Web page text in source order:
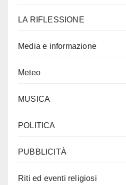
LA RIFLESSIONE
Media e informazione
Meteo
MUSICA
POLITICA
PUBBLICITÀ
Riti ed eventi religiosi